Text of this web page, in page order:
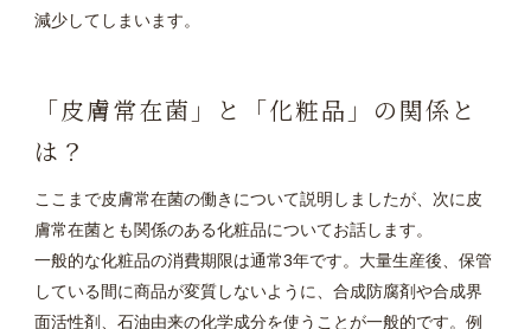
減少してしまいます。
「皮膚常在菌」と「化粧品」の関係と
は？
ここまで皮膚常在菌の働きについて説明しましたが、次に皮
膚常在菌とも関係のある化粧品についてお話します。
一般的な化粧品の消費期限は通常3年です。大量生産後、保管
している間に商品が変質しないように、合成防腐剤や合成界
面活性剤、石油由来の化学成分を使うことが一般的です。例